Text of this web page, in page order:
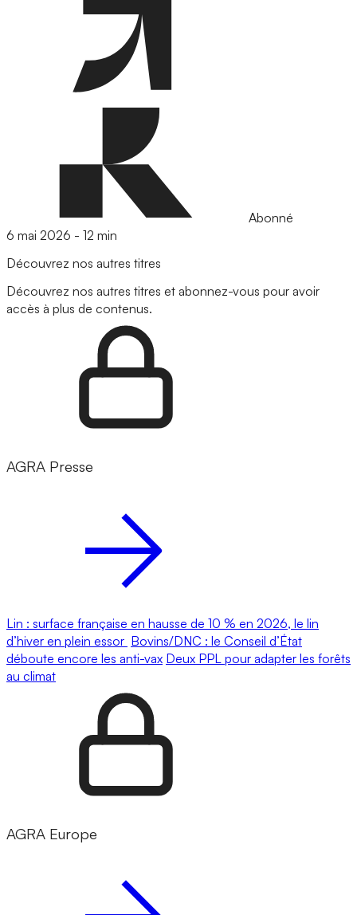
Abonné
6 mai 2026 - 12 min
Découvrez nos autres titres
Découvrez nos autres titres et abonnez-vous pour avoir
accès à plus de contenus.
AGRA Presse
Lin : surface française en hausse de 10 % en 2026, le lin
d’hiver en plein essor Bovins/DNC : le Conseil d’État
déboute encore les anti-vax Deux PPL pour adapter les forêts
au climat
AGRA Europe